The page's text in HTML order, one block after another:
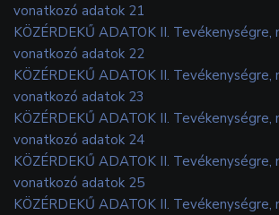
vonatkozó adatok 21
KÖZÉRDEKŰ ADATOK II. Tevékenységre,
vonatkozó adatok 22
KÖZÉRDEKŰ ADATOK II. Tevékenységre,
vonatkozó adatok 23
KÖZÉRDEKŰ ADATOK II. Tevékenységre,
vonatkozó adatok 24
KÖZÉRDEKŰ ADATOK II. Tevékenységre,
vonatkozó adatok 25
KÖZÉRDEKŰ ADATOK II. Tevékenységre,